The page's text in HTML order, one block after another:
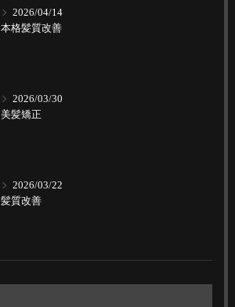
2026/04/14
本格髪質改善
2026/03/30
美髪矯正
2026/03/22
髪質改善